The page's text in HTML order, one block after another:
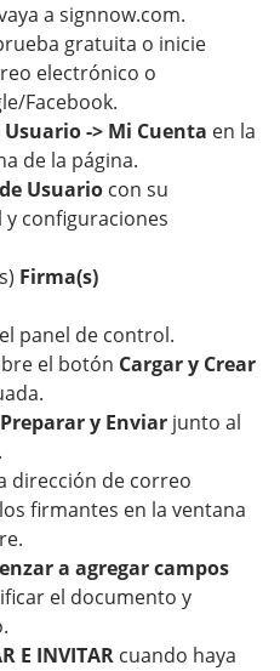
a signnow.com.
gratuita o inicie
electrónico o
Facebook.
-> Mi Cuenta en la
de la página.
Usuario con su
configuraciones
Firma(s)
panel de control.
el botón Cargar y Crear
Preparar y Enviar junto al
dirección de correo
firmantes en la ventana
a agregar campos
el documento y
E INVITAR cuando haya